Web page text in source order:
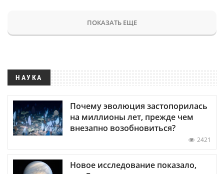
ПОКАЗАТЬ ЕЩЕ
НАУКА
Почему эволюция застопорилась
на миллионы лет, прежде чем
внезапно возобновиться?
2421
Новое исследование показало,